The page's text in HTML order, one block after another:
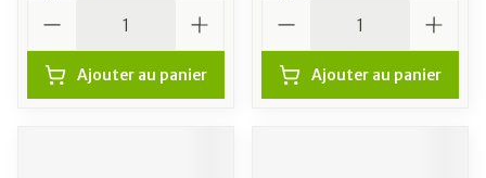
Ajouter au panier Ajouter au panier